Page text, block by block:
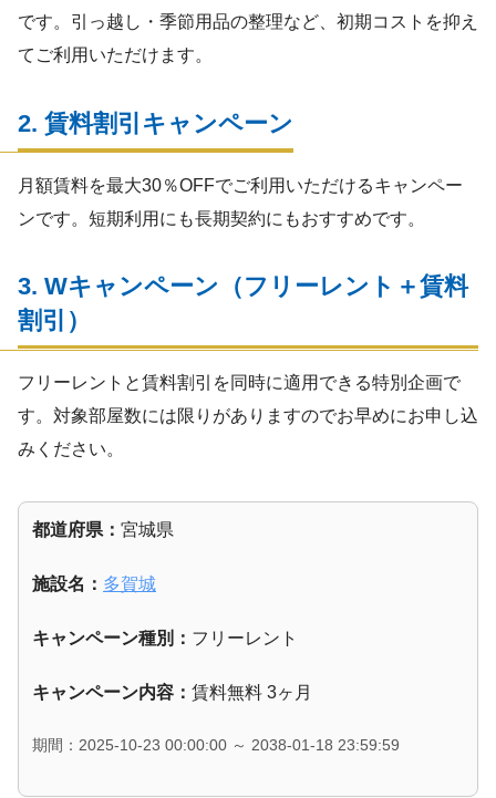
です。引っ越し・季節用品の整理など、初期コストを抑え
てご利用いただけます。
2. 賃料割引キャンペーン
月額賃料を最大30％OFFでご利用いただけるキャンペー
ンです。短期利用にも長期契約にもおすすめです。
3. Wキャンペーン（フリーレント＋賃料
割引）
フリーレントと賃料割引を同時に適用できる特別企画で
す。対象部屋数には限りがありますのでお早めにお申し込
みください。
都道府県： 宮城県
施設名： 多賀城
キャンペーン種別： フリーレント
キャンペーン内容： 賃料無料 3ヶ月
期間：2025-10-23 00:00:00 ～ 2038-01-18 23:59:59